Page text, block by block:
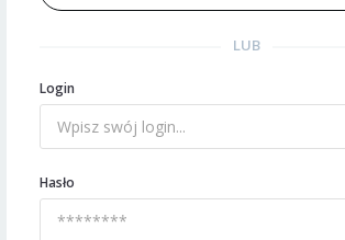
LUB
Login
Hasło